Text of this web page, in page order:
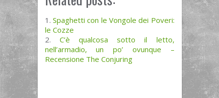
Spaghetti con le Vongole dei Poveri:
le Cozze
C’è qualcosa sotto il letto,
nell’armadio, un po’ ovunque –
Recensione The Conjuring